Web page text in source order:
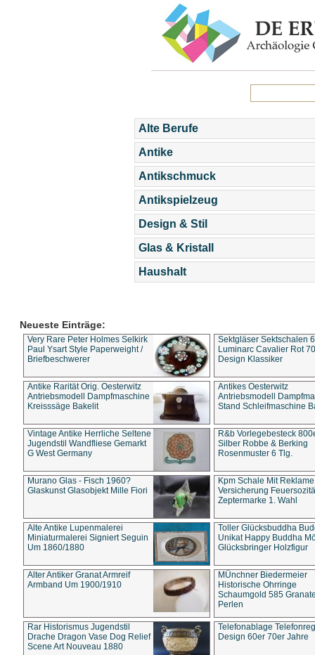
Alte Berufe
Antike
Antikschmuck
Antikspielzeug
Design & Stil
Glas & Kristall
Haushalt
Neueste Einträge:
Very Rare Peter Holmes Selkirk
Paul Ysart Style Paperweight /
Briefbeschwerer
Sektgläser Sektschalen
Luminarc Cavalier Rot
Design Klassiker
Antike Rarität Orig. Oesterwitz
Antriebsmodell Dampfmaschine
Kreisssäge Bakelit
Antikes Oesterwitz
Antriebsmodell
Stand Schleifmaschine
Vintage Antike Herrliche Seltene
Jugendstil Wandfliese Gemarkt
G West Germany
R&b Vorlegebesteck
Silber Robbe & Berking
Rosenmuster 6 Tlg.
Murano Glas - Fisch 1960?
Glaskunst Glasobjekt Mille Fiori
Kpm Schale Mit Reklame
Versicherung
Zeptermarke 1. Wahl
Alte Antike Lupenmalerei
Miniaturmalerei Signiert Seguin
Um 1860/1880
Toller Glücksbuddha
Unikat Happy Buddha
Glücksbringer Holzfigur
Alter Antiker Granat Armreif
Armband Um 1900/1910
MÜnchner Biedermeier
Historische Ohrringe
Schaumgold 585
Perlen
Rar Historismus Jugendstil
Drache Dragon Vase Dog Relief
Scene Art Nouveau 1880
Telefonablage
Design 60er 70er Jahre